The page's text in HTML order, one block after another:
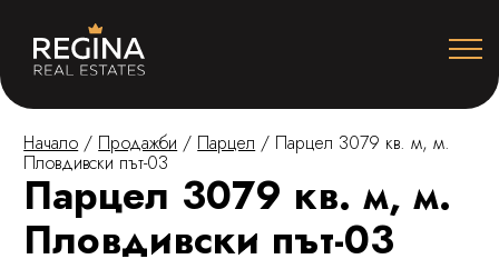
Начало / Продажби / Парцел / Парцел 3079 кв. м, м.
Пловдивски път-03
Парцел 3079 кв. м, м.
Пловдивски път-03